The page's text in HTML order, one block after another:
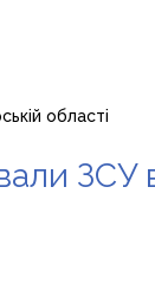
області
ЗСУ